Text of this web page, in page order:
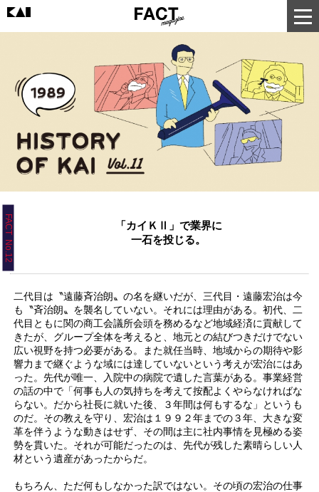
FACT No.12
「カイＫⅡ」で業界に
一石を投じる。
二代目は〝遠藤斉治朗〟の名を継いだが、三代目・遠藤宏治は今
も〝斉治朗〟を襲名していない。それには理由がある。初代、二
代目ともに関の商工会議所会頭を務めるなど地域経済に貢献して
きたが、グループ全体を考えると、地元との結びつきだけでない
広い視野を持つ必要がある。また就任当時、地域からの期待や影
響力まで継ぐような域には達していないという考えが宏治にはあ
った。先代が唯一、入院中の病院で遺した言葉がある。事業経営
の話の中で「何事も人の気持ちを考えて按配よくやらなければな
らない。だから社長に就いた後、３年間は何もするな」というも
のだ。その教えを守り、宏治は１９９２年までの３年、大きな変
革を伴うような動きはせず、その間は主に社内事情を見極める姿
勢を貫いた。それが可能だったのは、先代が残した素晴らしい人
材という遺産があったからだ。
もちろん、ただ何もしなかった訳ではない。その頃の宏治の仕事